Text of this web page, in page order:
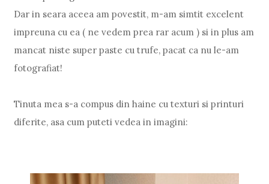
Dar in seara aceea am povestit, m-am simtit excelent
impreuna cu ea ( ne vedem prea rar acum ) si in plus am
mancat niste super paste cu trufe, pacat ca nu le-am
fotografiat!
Tinuta mea s-a compus din haine cu texturi si printuri
diferite, asa cum puteti vedea in imagini: